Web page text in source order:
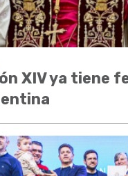
XIV ya tiene